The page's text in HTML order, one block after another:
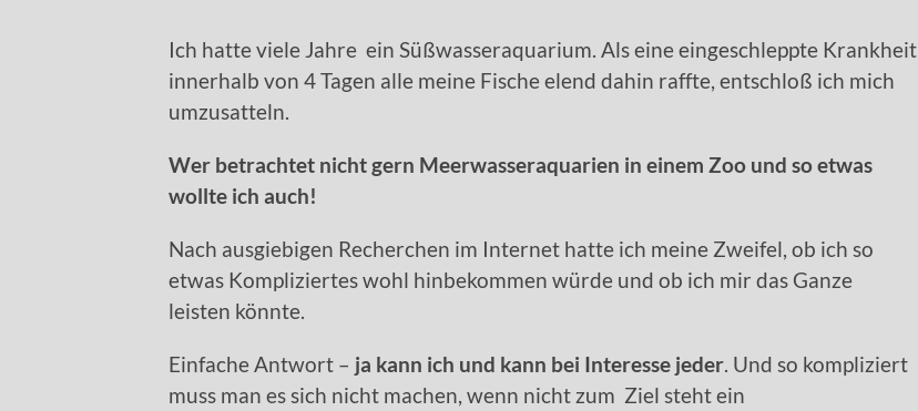
Ich hatte viele Jahre ein Süßwasseraquarium. Als eine eingeschleppte Krankheit
innerhalb von 4 Tagen alle meine Fische elend dahin raffte, entschloß ich mich
umzusatteln.
Wer betrachtet nicht gern Meerwasseraquarien in einem Zoo und so etwas
wollte ich auch!
Nach ausgiebigen Recherchen im Internet hatte ich meine Zweifel, ob ich so
etwas Kompliziertes wohl hinbekommen würde und ob ich mir das Ganze
leisten könnte.
Einfache Antwort – ja kann ich und kann bei Interesse jeder. Und so kompliziert
muss man es sich nicht machen, wenn nicht zum Ziel steht ein